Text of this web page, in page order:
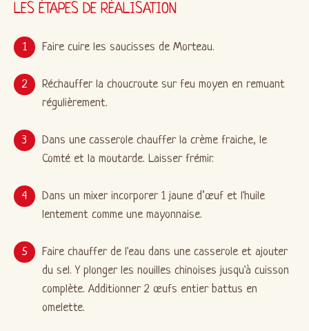
LES ÉTAPES DE RÉALISATION
Faire cuire les saucisses de Morteau.
Réchauffer la choucroute sur feu moyen en remuant
régulièrement.
Dans une casserole chauffer la crème fraiche, le
Comté et la moutarde. Laisser frémir.
Dans un mixer incorporer 1 jaune d’œuf et l'huile
lentement comme une mayonnaise.
Faire chauffer de l'eau dans une casserole et ajouter
du sel. Y plonger les nouilles chinoises jusqu'à cuisson
complète. Additionner 2 œufs entier battus en
omelette.